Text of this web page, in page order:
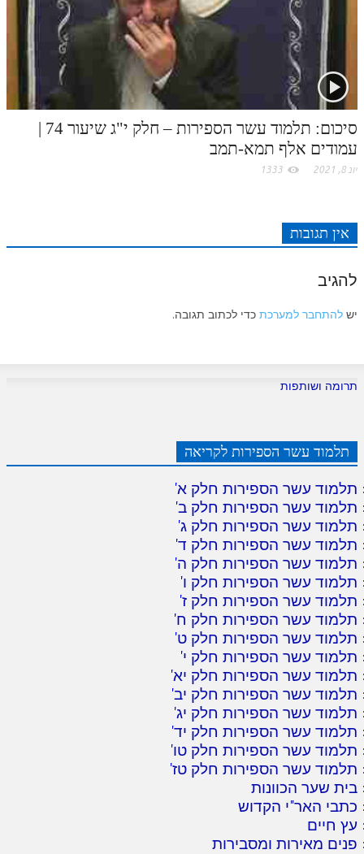
סיכום: תלמוד עשר הספירות – חלק י"ג שיעור 74 |
עמודים אלף תמא-תמב
יונ 8, 2021 1333
אין תגובות
להגיב
יש להתחבר למערכת כדי לכתוב תגובה.
תרומה ושותפות
תלמוד עשר הספירות לקריאה
תלמוד עשר הספירות חלק א'
תלמוד עשר הספירות חלק ב'
תלמוד עשר הספירות חלק ג'
תלמוד עשר הספירות חלק ד'
תלמוד עשר הספירות חלק ה'
תלמוד עשר הספירות חלק ו'
תלמוד עשר הספירות חלק ז'
תלמוד עשר הספירות חלק ח'
תלמוד עשר הספירות חלק ט'
תלמוד עשר הספירות חלק י'
תלמוד עשר הספירות חלק יא'
תלמוד עשר הספירות חלק יב'
תלמוד עשר הספירות חלק יג'
תלמוד עשר הספירות חלק יד'
תלמוד עשר הספירות חלק טו'
תלמוד עשר הספירות חלק טז'
בית שער הכוונות
כתבי האר"י הקדוש
עץ חיים
פנים מאירות ומסבירות